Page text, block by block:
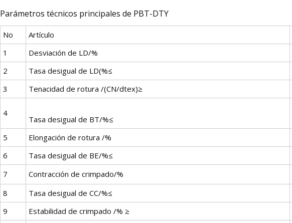
Parámetros técnicos principales de PBT-DTY
No Artículo
1
Desviación de LD/%
2
Tasa desigual de LD(%≤
3
Tenacidad de rotura /(CN/dtex)≥
4
Tasa desigual de BT/%≤
5 Elongación de rotura /%
6
Tasa desigual de BE/%≤
7
Contracción de crimpado/%
8
Tasa desigual de CC/%≤
9
Estabilidad de crimpado /% ≥